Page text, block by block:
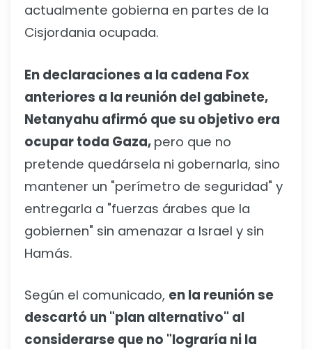
actualmente gobierna en partes de la
Cisjordania ocupada.
En declaraciones a la cadena Fox
anteriores a la reunión del gabinete,
Netanyahu afirmó que su objetivo era
ocupar toda Gaza, pero que no
pretende quedársela ni gobernarla, sino
mantener un "perímetro de seguridad" y
entregarla a "fuerzas árabes que la
gobiernen" sin amenazar a Israel y sin
Hamás.
Según el comunicado, en la reunión se
descartó un "plan alternativo" al
considerarse que no "lograría ni la